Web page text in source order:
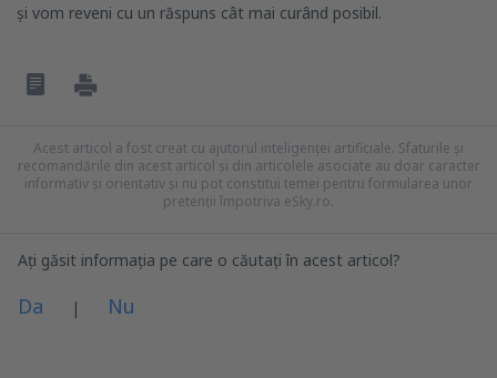
și vom reveni cu un răspuns cât mai curând posibil.
Acest articol a fost creat cu ajutorul inteligenței artificiale. Sfaturile și
recomandările din acest articol și din articolele asociate au doar caracter
informativ și orientativ și nu pot constitui temei pentru formularea unor
pretenții împotriva eSky.ro.
Ați găsit informația pe care o căutați în acest articol?
Da | Nu